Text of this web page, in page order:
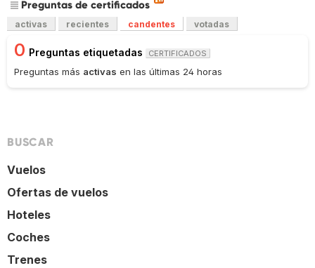
Preguntas de certificados
activas recientes candentes votadas
0 Preguntas etiquetadas CERTIFICADOS
Preguntas más activas en las últimas 24 horas
BUSCAR
Vuelos
Ofertas de vuelos
Hoteles
Coches
Trenes